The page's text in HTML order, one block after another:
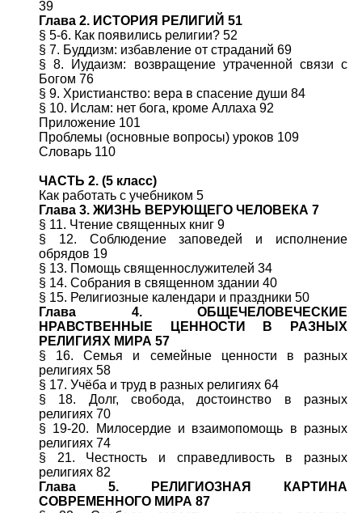
39
Глава 2. ИСТОРИЯ РЕЛИГИЙ 51
§ 5-6. Как появились религии? 52
§ 7. Буддизм: избавление от страданий 69
§ 8. Иудаизм: возвращение утраченной связи с
Богом 76
§ 9. Христианство: вера в спасение души 84
§ 10. Ислам: нет бога, кроме Аллаха 92
Приложение 101
Проблемы (основные вопросы) уроков 109
Словарь 110
ЧАСТЬ 2. (5 класс)
Как работать с учебником 5
Глава 3. ЖИЗНЬ ВЕРУЮЩЕГО ЧЕЛОВЕКА 7
§ 11. Чтение священных книг 9
§ 12. Соблюдение заповедей и исполнение
обрядов 19
§ 13. Помощь священнослужителей 34
§ 14. Собрания в священном здании 40
§ 15. Религиозные календари и праздники 50
Глава 4. ОБЩЕЧЕЛОВЕЧЕСКИЕ
НРАВСТВЕННЫЕ ЦЕННОСТИ В РАЗНЫХ
РЕЛИГИЯХ МИРА 57
§ 16. Семья и семейные ценности в разных
религиях 58
§ 17. Учёба и труд в разных религиях 64
§ 18. Долг, свобода, достоинство в разных
религиях 70
§ 19-20. Милосердие и взаимопомощь в разных
религиях 74
§ 21. Честность и справедливость в разных
религиях 82
Глава 5. РЕЛИГИОЗНАЯ КАРТИНА
СОВРЕМЕННОГО МИРА 87